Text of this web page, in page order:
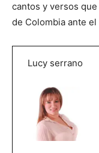
cantos y versos
de Colombia ante el
Lucy serrano